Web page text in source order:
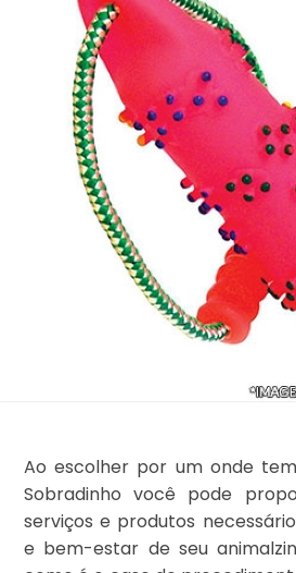
Ao escolher por um onde
Sobradinho você pode
serviços e produtos
e bem-estar de seu